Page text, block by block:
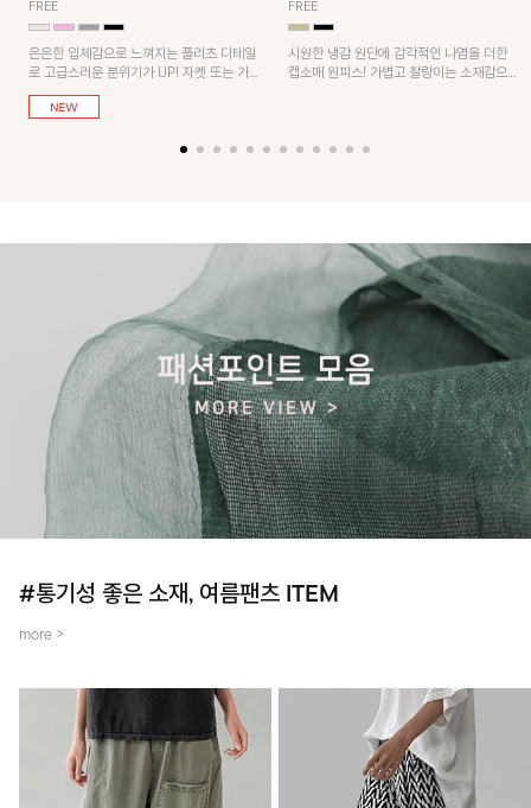
FREE
은은한 입체감으로 느껴지는 플리츠 디테일
로 고급스러운 분위기가 UP! 자켓 또는 가디
건과 같이 매치해도 잘 어울린답니다!
FREE
시원한 냉감 원단에 감각적인 나염을 더한
캡소매 원피스! 가볍고 찰랑이는 소재감으로
#통기성 좋은 소재, 여름팬츠 ITEM
more >